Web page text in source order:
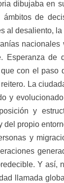
dibujaba en
ámbitos de
al desaliento,
nacionales
Esperanza de
que con el paso
La
y
y
del propio
y
Y así,
llamada